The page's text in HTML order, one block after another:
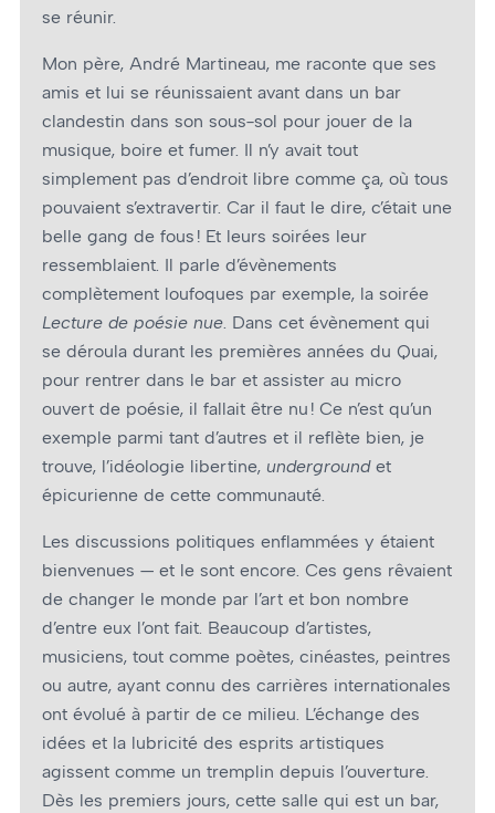
se réunir.
Mon père, André Martineau, me raconte que ses
amis et lui se réunissaient avant dans un bar
clandestin dans son sous-sol pour jouer de la
musique, boire et fumer. Il n’y avait tout
simplement pas d’endroit libre comme ça, où tous
pouvaient s’extravertir. Car il faut le dire, c’était une
belle gang de fous ! Et leurs soirées leur
ressemblaient. Il parle d’évènements
complètement loufoques par exemple, la soirée
Lecture de poésie nue. Dans cet évènement qui
se déroula durant les premières années du Quai,
pour rentrer dans le bar et assister au micro
ouvert de poésie, il fallait être nu ! Ce n’est qu’un
exemple parmi tant d’autres et il reflète bien, je
trouve, l’idéologie libertine, underground et
épicurienne de cette communauté.
Les discussions politiques enflammées y étaient
bienvenues — et le sont encore. Ces gens rêvaient
de changer le monde par l’art et bon nombre
d’entre eux l’ont fait. Beaucoup d’artistes,
musiciens, tout comme poètes, cinéastes, peintres
ou autre, ayant connu des carrières internationales
ont évolué à partir de ce milieu. L’échange des
idées et la lubricité des esprits artistiques
agissent comme un tremplin depuis l’ouverture.
Dès les premiers jours, cette salle qui est un bar,